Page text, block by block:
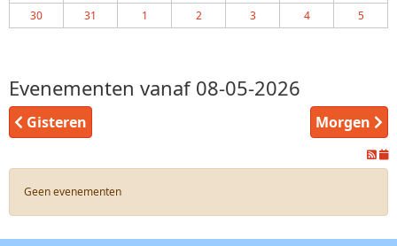
30
31 1 2 3 4 5
Evenementen vanaf 08-05-2026
Gisteren Morgen
Geen evenementen